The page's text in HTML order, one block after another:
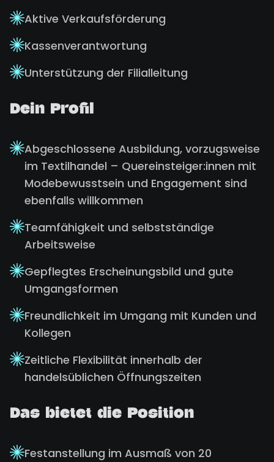
Aktive Verkaufsförderung
Kassenverantwortung
Unterstützung der Filialleitung
Dein Profil
Abgeschlossene Ausbildung, vorzugsweise
im Textilhandel – Quereinsteiger:innen mit
Modebewusstsein und Engagement sind
ebenfalls willkommen
Teamfähigkeit und selbstständige
Arbeitsweise
Gepflegtes Erscheinungsbild und gute
Umgangsformen
Freundlichkeit im Umgang mit Kunden und
Kollegen
Zeitliche Flexibilität innerhalb der
handelsüblichen Öffnungszeiten
Das bietet die Position
Festanstellung im Ausmaß von 20